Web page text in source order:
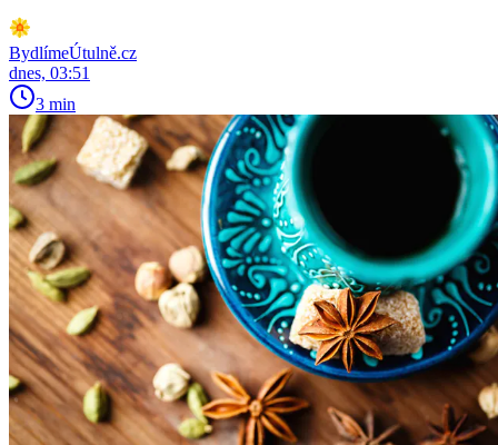
BydlímeÚtulně.cz
dnes, 03:51
3 min